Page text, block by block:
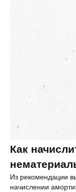
Как
Из рекомендации
начислении